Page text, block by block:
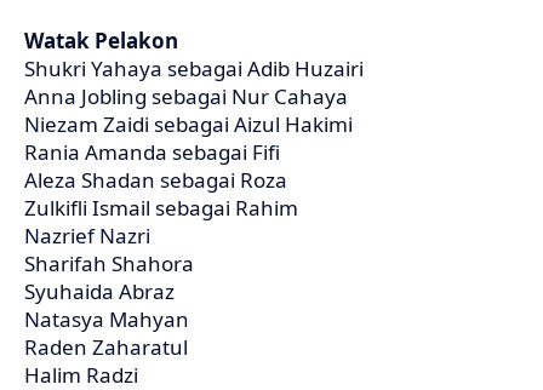
Watak Pelakon
Shukri Yahaya sebagai Adib Huzairi
Anna Jobling sebagai Nur Cahaya
Niezam Zaidi sebagai Aizul Hakimi
Rania Amanda sebagai Fifi
Aleza Shadan sebagai Roza
Zulkifli Ismail sebagai Rahim
Nazrief Nazri
Sharifah Shahora
Syuhaida Abraz
Natasya Mahyan
Raden Zaharatul
Halim Radzi